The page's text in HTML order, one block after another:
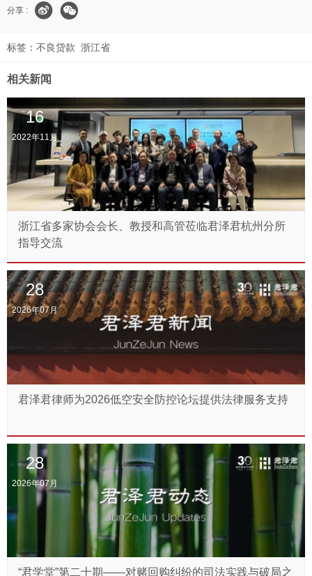
分享 :
标签： 不良贷款 浙江省
相关新闻
16
2022年11月
浙江省多家协会会长、教授和高管莅临君泽君杭州分所
指导交流
28
2026年07月
君泽君律师为2026低空安全防控论坛提供法律服务支持
28
2026年07月
“君学堂”第二十期——对赌回购纠纷的司法实践与破局之